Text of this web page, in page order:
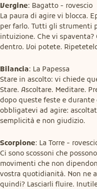
Vergine: Bagatto - rovescio
La paura di agire vi blocca.
per farlo. Tutti gli strumenti
intuizione. Che vi
dentro. Voi potete.
Bilancia: La Papessa
Stare in ascolto: vi chiede
Stare. Ascoltare. Meditare.
dopo queste feste e
obbligatevi ad agire:
semplicità e non giudizio.
Scorpione: La Torre -
Ci sono scossoni che
movimenti che non
vostra quotidianità. Non ne
quindi? Lasciarli fluire.